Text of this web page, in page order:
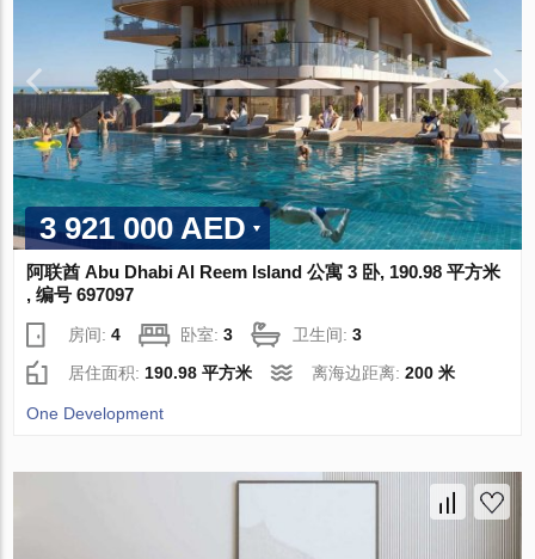
3 921 000 AED
阿联酋 Abu Dhabi Al Reem Island 公寓 3 卧, 190.98 平方米
, 编号 697097
房间:4 卧室:3 卫生间:3
居住面积: 190.98 平方米 离海边距离:200 米
One Development